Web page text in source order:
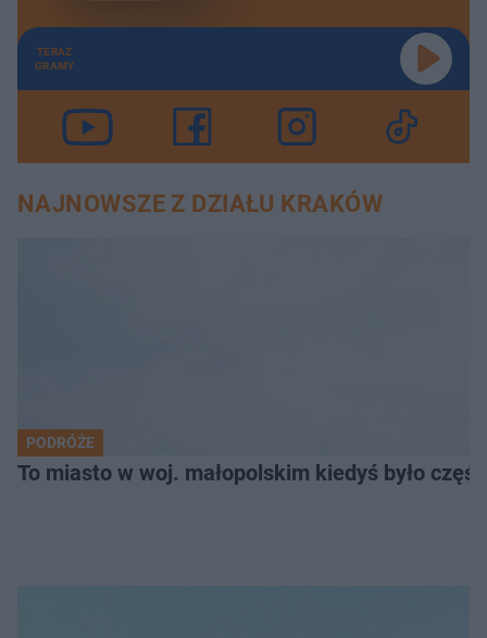
TERAZ
GRAMY
NAJNOWSZE Z DZIAŁU KRAKÓW
PODRÓŻE
To miasto w woj. małopolskim kiedyś było